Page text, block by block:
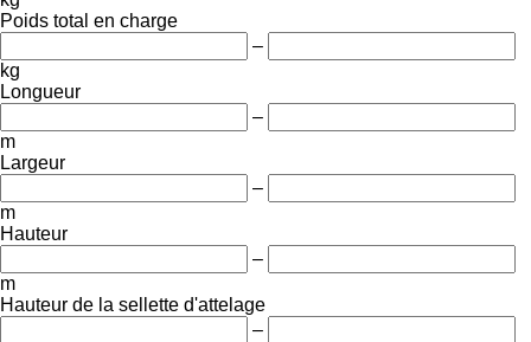
Poids total en charge
–
kg
Longueur
–
m
Largeur
–
m
Hauteur
–
m
Hauteur de la sellette d'attelage
–